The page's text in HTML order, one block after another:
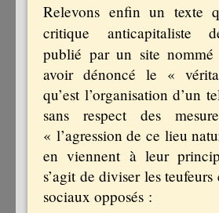
Relevons enfin un texte
critique anticapitaliste
publié par un site nommé
avoir dénoncé le «
qu’est l’organisation d’un
sans respect des
« l’agression de ce lieu
en viennent à leur
s’agit de diviser les
sociaux opposés :